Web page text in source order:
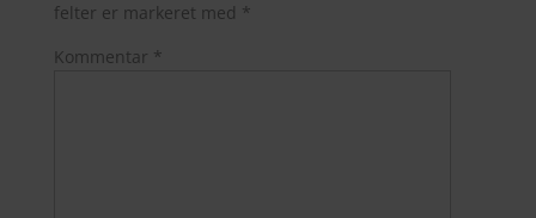
felter er markeret med *
Kommentar *